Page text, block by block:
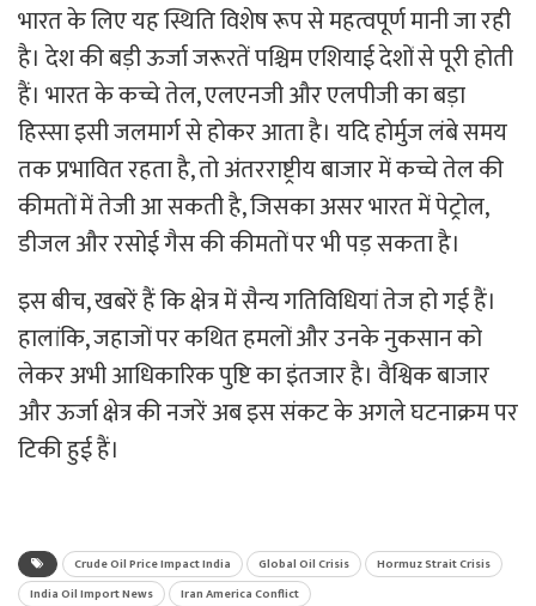
भारत के लिए यह स्थिति विशेष रूप से महत्वपूर्ण मानी जा रही
है। देश की बड़ी ऊर्जा जरूरतें पश्चिम एशियाई देशों से पूरी होती
हैं। भारत के कच्चे तेल, एलएनजी और एलपीजी का बड़ा
हिस्सा इसी जलमार्ग से होकर आता है। यदि होर्मुज लंबे समय
तक प्रभावित रहता है, तो अंतरराष्ट्रीय बाजार में कच्चे तेल की
कीमतों में तेजी आ सकती है, जिसका असर भारत में पेट्रोल,
डीजल और रसोई गैस की कीमतों पर भी पड़ सकता है।
इस बीच, खबरें हैं कि क्षेत्र में सैन्य गतिविधियां तेज हो गई हैं।
हालांकि, जहाजों पर कथित हमलों और उनके नुकसान को
लेकर अभी आधिकारिक पुष्टि का इंतजार है। वैश्विक बाजार
और ऊर्जा क्षेत्र की नजरें अब इस संकट के अगले घटनाक्रम पर
टिकी हुई हैं।
Crude Oil Price Impact India Global Oil Crisis
Hormuz Strait Crisis
India Oil Import News
Iran America Conflict